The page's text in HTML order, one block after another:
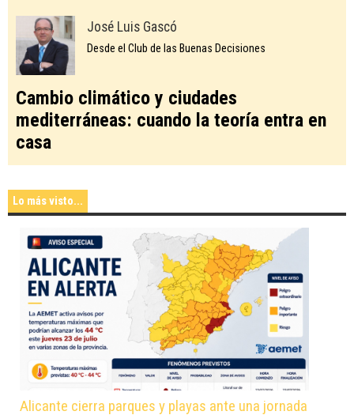
José Luis Gascó
Desde el Club de las Buenas Decisiones
Cambio climático y ciudades
mediterráneas: cuando la teoría entra en
casa
Lo más visto...
Alicante cierra parques y playas ante una jornada